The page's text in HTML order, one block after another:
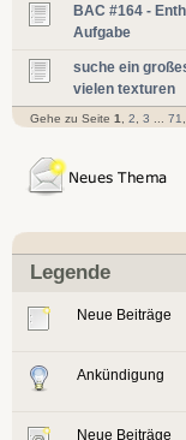
BAC #164 -
Aufgabe
suche ein
vielen texturen
Gehe zu Seite 1 2 3 71
Legende
Neue Beiträge
Ankündigung
Neue Beiträge